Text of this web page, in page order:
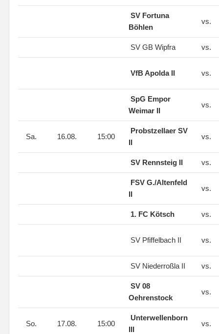
SV Fortuna
Böhlen
vs.
SV GB Wipfra vs.
VfB Apolda II vs.
SpG Empor
Weimar II
vs.
Sa. 16.08. 15:00
Probstzellaer SV
II
vs.
SV Rennsteig II vs.
FSV G./Altenfeld
II
vs.
1. FC Kötsch vs.
SV Pfiffelbach II vs.
SV Niederroßla II vs.
SV 08
Oehrenstock
vs.
So. 17.08. 15:00
Unterwellenborn
III
vs.